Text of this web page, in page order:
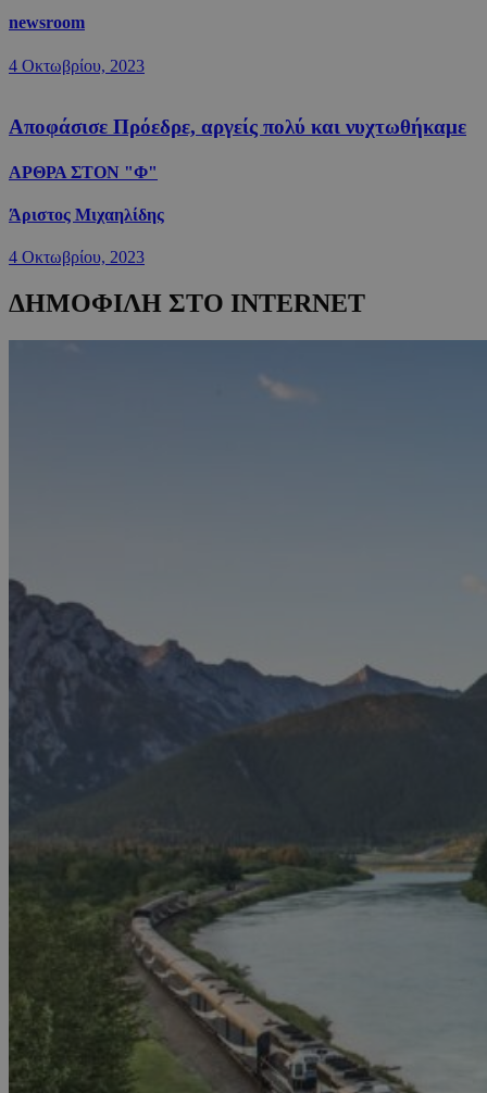
newsroom
4 Οκτωβρίου, 2023
Αποφάσισε Πρόεδρε, αργείς πολύ και νυχτωθήκαμε
ΑΡΘΡΑ ΣΤΟΝ "Φ"
Άριστος Μιχαηλίδης
4 Οκτωβρίου, 2023
ΔΗΜΟΦΙΛΗ ΣΤΟ INTERNET